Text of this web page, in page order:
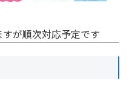
が順次対応予定です